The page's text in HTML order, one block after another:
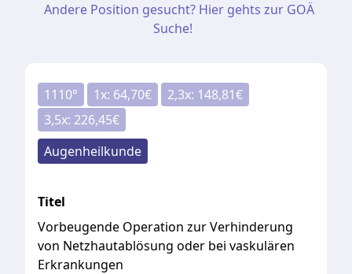
Andere Position gesucht? Hier gehts zur GOÄ
Suche!
1110° 1x: 64,70€ 2,3x: 148,81€
3,5x: 226,45€
Augenheilkunde
Titel
Vorbeugende Operation zur Verhinderung
von Netzhautablösung oder bei vaskulären
Erkrankungen